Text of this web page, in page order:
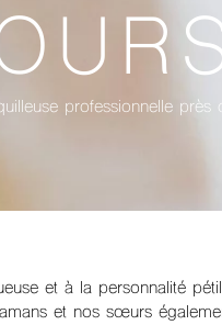
professionnelle près
agréable. Elle a répondu
mes demandes.